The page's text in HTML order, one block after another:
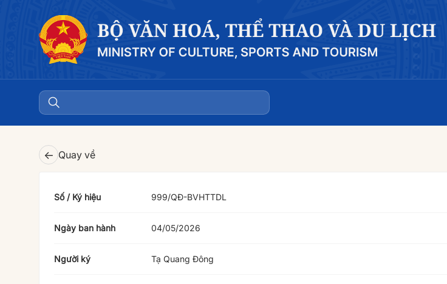
← Quay về
Số / Ký hiệu 999/QĐ-BVHTTDL
Ngày ban hành 04/05/2026
Người ký Tạ Quang Đông